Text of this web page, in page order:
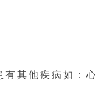
有其他疾病如：